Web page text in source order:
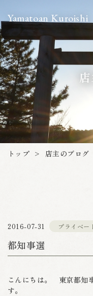
Yamatoan Kuroishi
トップ > 店主のブログ
2016-07-31 プライベー
都知事選
こんにちは。 東京都知
す。